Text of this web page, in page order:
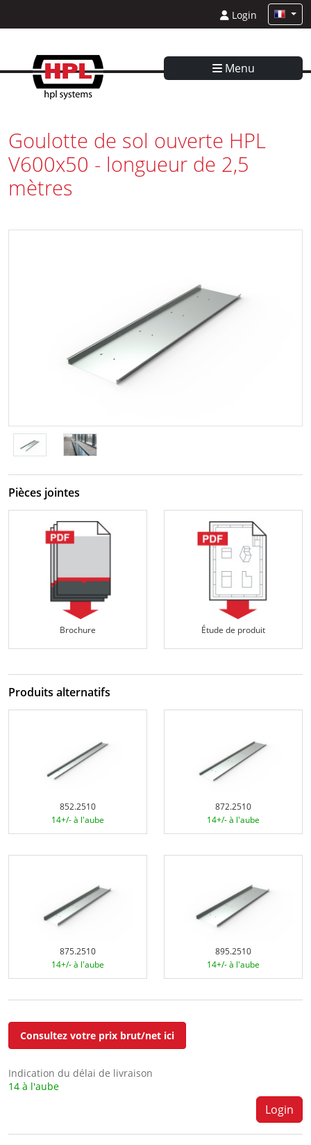
Login
Menu
Goulotte de sol ouverte HPL
V600x50 - longueur de 2,5
mètres
Consultez votre prix brut/net ici
Indication du délai de livraison
14 à l'aube
Login
Pièces jointes
Brochure Étude de produit
Produits alternatifs
852.2510
14+/- à l'aube
872.2510
14+/- à l'aube
875.2510
14+/- à l'aube
895.2510
14+/- à l'aube